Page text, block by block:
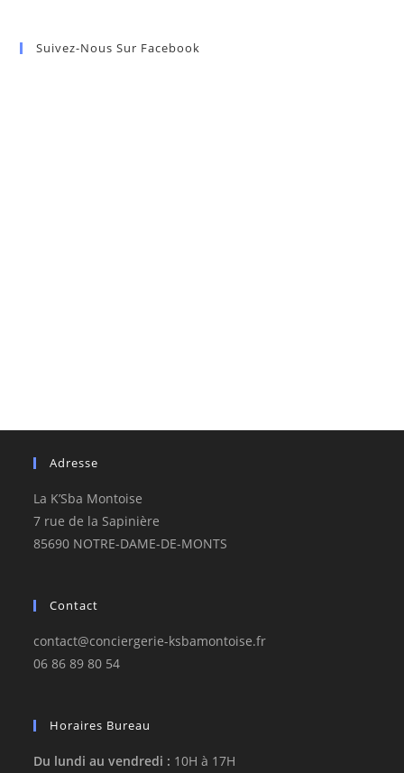
Suivez-Nous Sur Facebook
Adresse
La K’Sba Montoise
7 rue de la Sapinière
85690 NOTRE-DAME-DE-MONTS
Contact
contact@conciergerie-ksbamontoise.fr
06 86 89 80 54
Horaires Bureau
Du lundi au vendredi : 10H à 17H